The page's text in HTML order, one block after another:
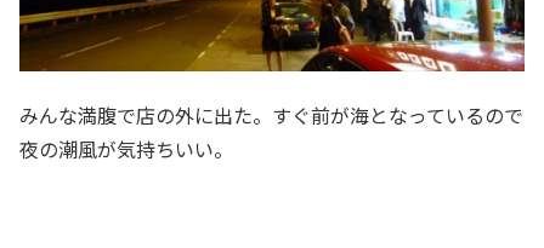
みんな満腹で店の外に出た。すぐ前が海となっているので
夜の潮風が気持ちいい。